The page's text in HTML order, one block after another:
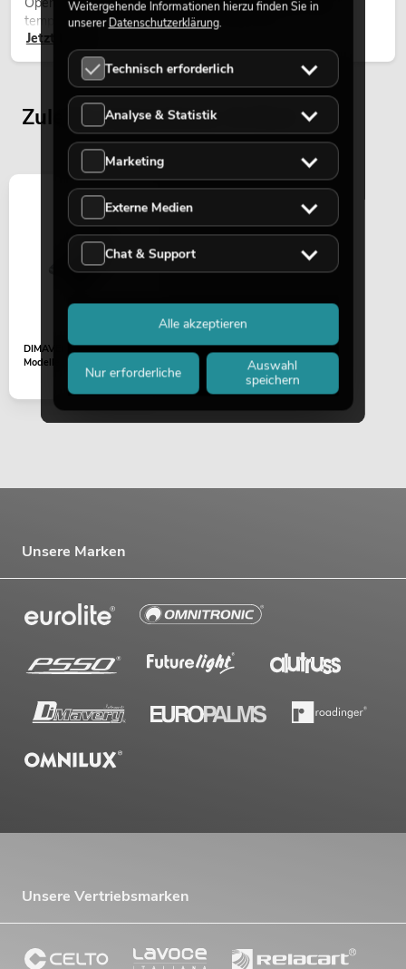
temporären Außeninstallationen eingesetzt.
Jetzt lesen
Zuletzt angesehene Artikel
DIMAVERY Brücke für ST-
Modelle
Unsere Marken
Unsere Vertriebsmarken
Weitergehende Informationen hierzu finden Sie in
unsererDatenschutzerklärung.
Technisch erforderlich
Analyse & Statistik
Marketing
Externe Medien
Chat & Support
Nur erforderliche
Auswahl
speichern
Alle akzeptieren